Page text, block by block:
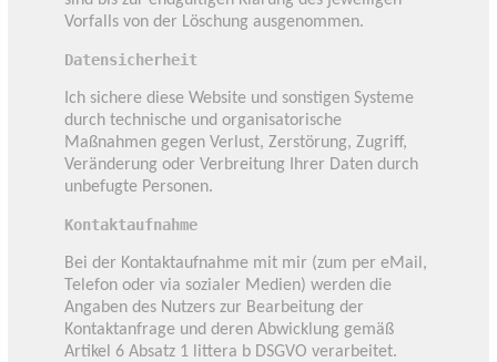
Vorfalls von der Löschung ausgenommen.
Datensicherheit
Ich sichere diese Website und sonstigen Systeme
durch technische und organisatorische
Maßnahmen gegen Verlust, Zerstörung, Zugriff,
Veränderung oder Verbreitung Ihrer Daten durch
unbefugte Personen.
Kontaktaufnahme
Bei der Kontaktaufnahme mit mir (zum per eMail,
Telefon oder via sozialer Medien) werden die
Angaben des Nutzers zur Bearbeitung der
Kontaktanfrage und deren Abwicklung gemäß
Artikel 6 Absatz 1 littera b DSGVO verarbeitet.